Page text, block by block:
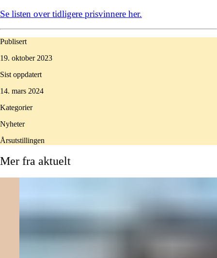
Se listen over tidligere prisvinnere her.
Publisert
19. oktober 2023
Sist oppdatert
14. mars 2024
Kategorier
Nyheter
Årsutstillingen
Mer fra aktuelt